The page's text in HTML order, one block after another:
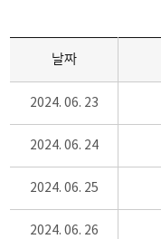
날짜
2024. 06. 23
2024. 06. 24
2024. 06. 25
2024. 06. 26